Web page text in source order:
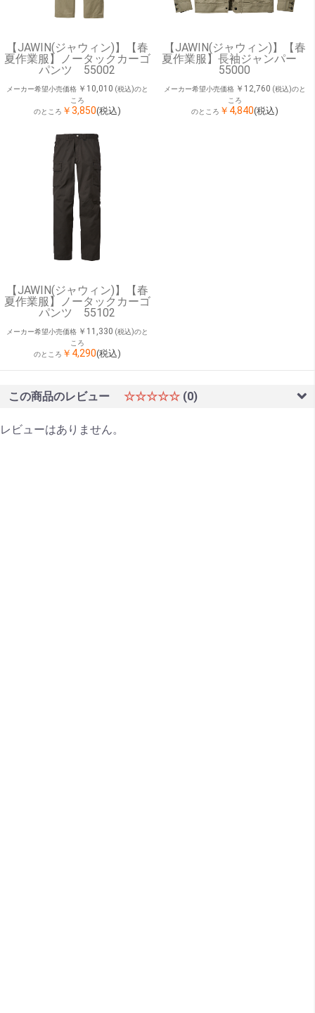
【JAWIN(ジャウィン)】【春
夏作業服】ノータックカーゴ
パンツ 55002
メーカー希望小売価格 ￥10,010 (税込)のと
ころ
のところ ￥3,850(税込)
【JAWIN(ジャウィン)】【春
夏作業服】長袖ジャンパー
55000
メーカー希望小売価格 ￥12,760 (税込)のと
ころ
のところ ￥4,840(税込)
【JAWIN(ジャウィン)】【春
夏作業服】ノータックカーゴ
パンツ 55102
メーカー希望小売価格 ￥11,330 (税込)のと
ころ
のところ ￥4,290(税込)
この商品のレビュー ☆☆☆☆☆ (0)
レビューはありません。